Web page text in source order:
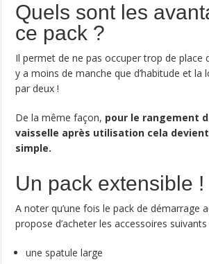
Quels sont les
ce pack ?
Il permet de ne pas occuper trop de place
y a moins de manche que d’habitude et la
par deux !
De la même façon, pour le rangement
vaisselle après utilisation cela
simple.
Un pack extensible !
A noter qu’une fois le pack de démarrage
propose d’acheter les accessoires
une spatule large